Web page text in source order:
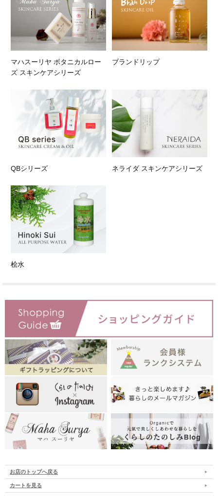
マハスーリヤ ボタニカルロー
ズ スキンケアシリーズ
ブランドリップ
QBシリーズ ネライダ スキンケアシリーズ
桧水
お店のトップへ戻る
カートを見る